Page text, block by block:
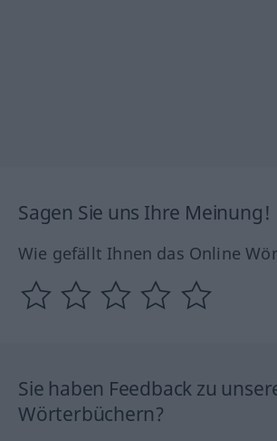
Sagen Sie uns Ihre Meinung!
Wie gefällt Ihnen das Online
Sie haben Feedback zu
Wörterbüchern?